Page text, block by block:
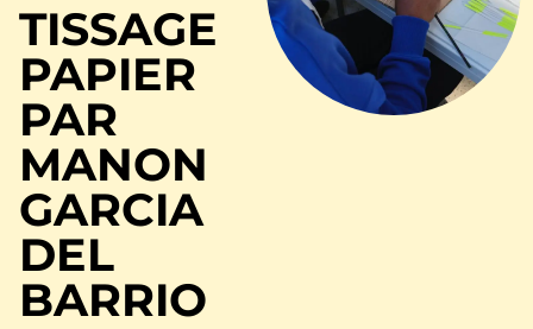
TISSAGE
PAPIER
PAR
MANON
GARCIA
DEL
BARRIO